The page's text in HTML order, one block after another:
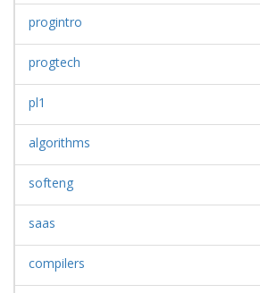
progintro
progtech
pl1
algorithms
softeng
saas
compilers